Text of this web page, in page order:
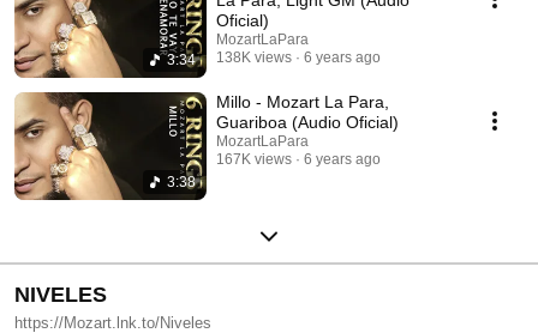
3:34
Oficial)
MozartLaPara
138K views
6 years ago
3:38
Millo - Mozart La Para,
Guariboa (Audio Oficial)
MozartLaPara
167K views
6 years ago
NIVELES
https://Mozart.lnk.to/Niveles